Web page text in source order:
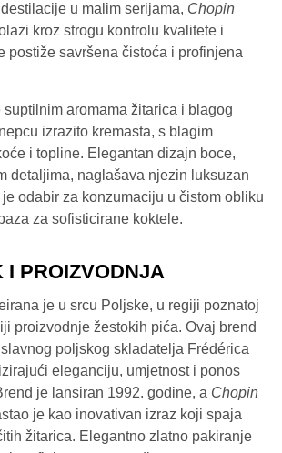
u malim serijama, Chopin
kroz strogu kontrolu kvalitete i
postiže savršena čistoća i profinjena
aromama žitarica i blagog
izrazito kremasta, s blagim
i topline. Elegantan dizajn boce,
detaljima, naglašava njezin luksuzan
je odabir za konzumaciju u čistom obliku
za sofisticirane koktele.
I PROIZVODNJA
je u srcu Poljske, u regiji poznatoj
proizvodnje žestokih pića. Ovaj brend
poljskog skladatelja Frédérica
eleganciju, umjetnost i ponos
je lansiran 1992. godine, a Chopin
je kao inovativan izraz koji spaja
žitarica. Elegantno zlatno pakiranje